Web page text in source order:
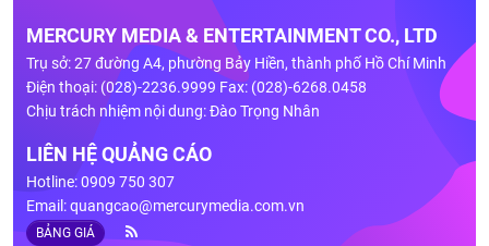
MERCURY MEDIA & ENTERTAINMENT CO., LTD
Trụ sở: 27 đường A4, phường Bảy Hiền, thành phố Hồ Chí Minh
Điện thoại: (028)-2236.9999 Fax: (028)-6268.0458
Chịu trách nhiệm nội dung: Đào Trọng Nhân
LIÊN HỆ QUẢNG CÁO
Hotline: 0909 750 307
Email:quangcao@mercurymedia.com.vn
BẢNG GIÁ